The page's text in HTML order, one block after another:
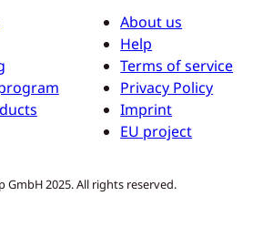
About us
Help
Terms of service
Privacy Policy
Imprint
EU project
GmbH 2025. All rights reserved.